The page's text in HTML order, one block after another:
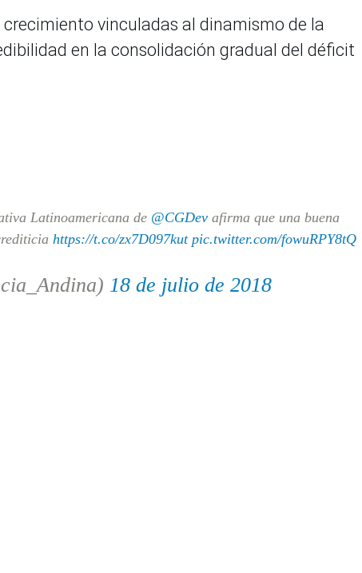
vinculadas al dinamismo de la
en la consolidación gradual del déficit
Latinoamericana de @CGDevafirma que una buena
https://t.co/zx7D097kut pic.twitter.com/fowuRPY8tQ
18 de julio de 2018